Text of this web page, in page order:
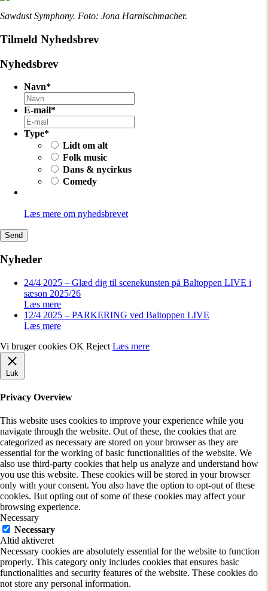
Sawdust Symphony. Foto: Jona Harnischmacher.
Tilmeld Nyhedsbrev
Nyhedsbrev
Navn*
E-mail*
Type*
Lidt om alt
Folk music
Dans & nycirkus
Comedy
Læs mere om nyhedsbrevet
Send
Nyheder
24/4 2025 – Glæd dig til scenekunsten på Baltoppen LIVE i
sæson 2025/26
Læs mere
12/4 2025 – PARKERING ved Baltoppen LIVE
Læs mere
Vi bruger cookies OK Reject Læs mere
Luk
Privacy Overview
This website uses cookies to improve your experience while you
navigate through the website. Out of these, the cookies that are
categorized as necessary are stored on your browser as they are
essential for the working of basic functionalities of the website. We
also use third-party cookies that help us analyze and understand how
you use this website. These cookies will be stored in your browser
only with your consent. You also have the option to opt-out of these
cookies. But opting out of some of these cookies may affect your
browsing experience.
Necessary
Necessary
Altid aktiveret
Necessary cookies are absolutely essential for the website to function
properly. This category only includes cookies that ensures basic
functionalities and security features of the website. These cookies do
not store any personal information.